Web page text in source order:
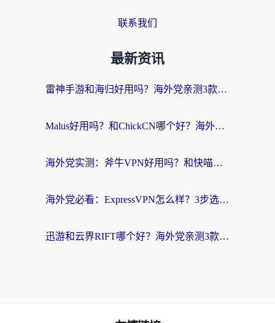
联系我们
最新资讯
雷神手游和海归好用吗？海外党亲测3款热门回国加速器+番茄加速器深度体验
Malus好用吗？和ChickCN哪个好？海外党亲测：选对回国加速器，追剧游戏不卡顿
海外党实测：斧牛VPN好用吗？和快喵VPN对比哪个回国效果更好？附3款热门加速器深度分析
海外党必看：ExpressVPN怎么样？3步选对回国加速器，无缝刷国内剧玩手游
迅游和云界RIFT哪个好？海外党亲测3款回国加速器，教你无缝刷国内剧玩游戏